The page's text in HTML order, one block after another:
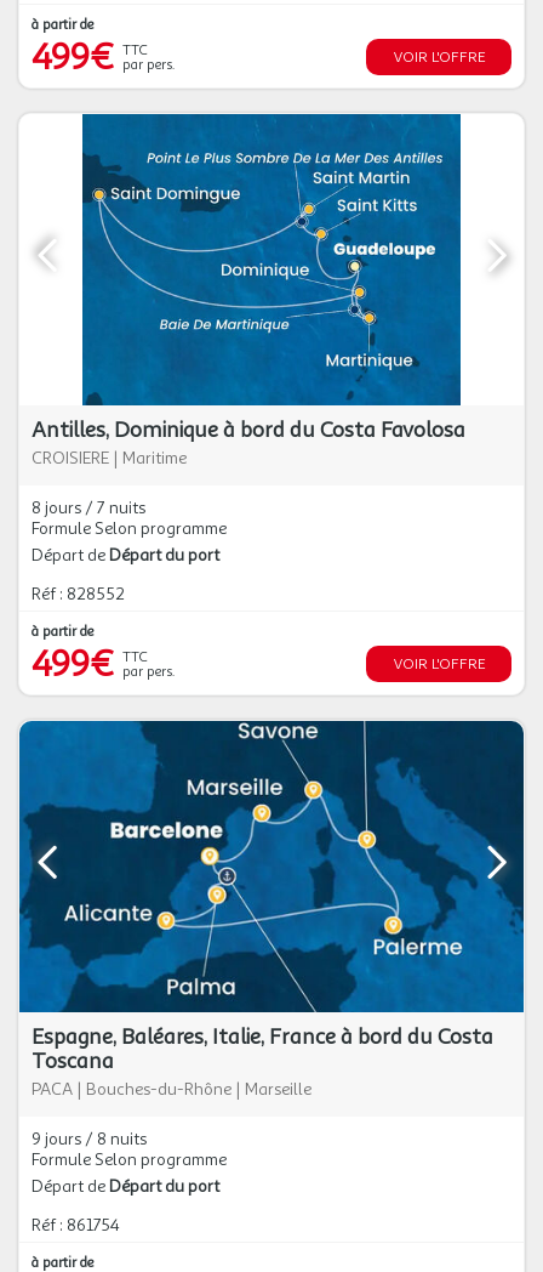
à partir de
499€ TTC
par pers.
VOIR L'OFFRE
Antilles, Dominique à bord du Costa Favolosa
CROISIERE | Maritime
8 jours / 7 nuits
Formule Selon programme
Départ de Départ du port
Réf : 828552
à partir de
499€ TTC
par pers.
VOIR L'OFFRE
Espagne, Baléares, Italie, France à bord du Costa
Toscana
PACA | Bouches-du-Rhône | Marseille
9 jours / 8 nuits
Formule Selon programme
Départ de Départ du port
Réf : 861754
à partir de